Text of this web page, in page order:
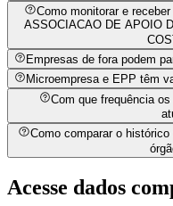
Como monitorar e
ASSOCIACAO DE APOIO
Empresas de fora podem
Microempresa e EPP têm
Com que frequência
Como comparar o
Acesse dados